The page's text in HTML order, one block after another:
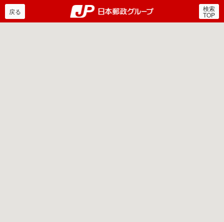
郵便局・日本郵政グルー
戻る 検索
TOP